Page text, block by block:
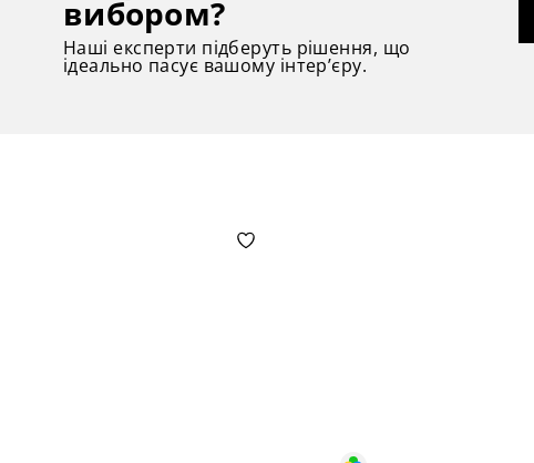
вибором?
Наші експерти підберуть рішення, що
ідеально пасує вашому інтер’єру.